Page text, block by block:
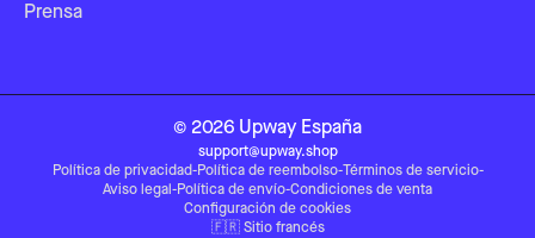
Prensa
© 2026 Upway España
support@upway.shop
Política de privacidad-Política de reembolso-Términos de servicio-
Aviso legal -Política de envío-Condiciones de venta
Configuración de cookies
🇫🇷 Sitio francés